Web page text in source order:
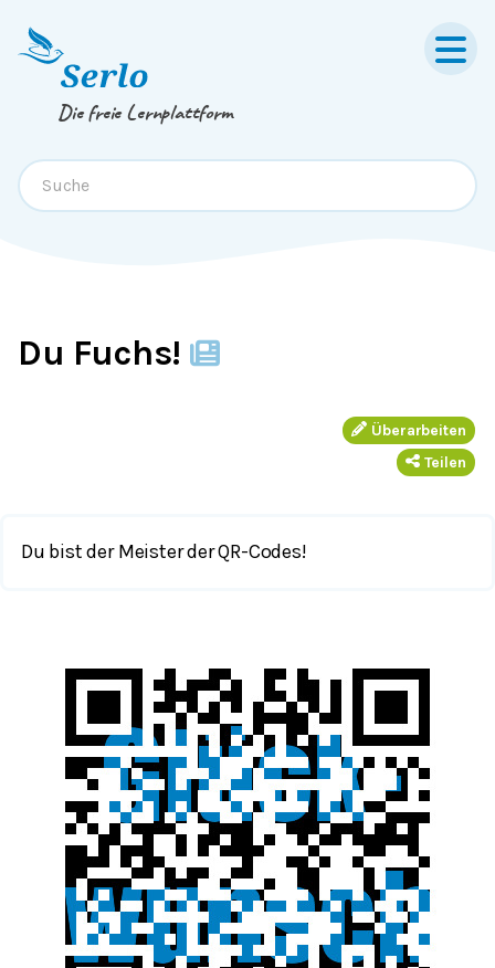
Springe zum
Die freie Lernplattform
Du Fuchs!
Überarbeiten
Teilen
Du bist der Meister der QR-Codes!